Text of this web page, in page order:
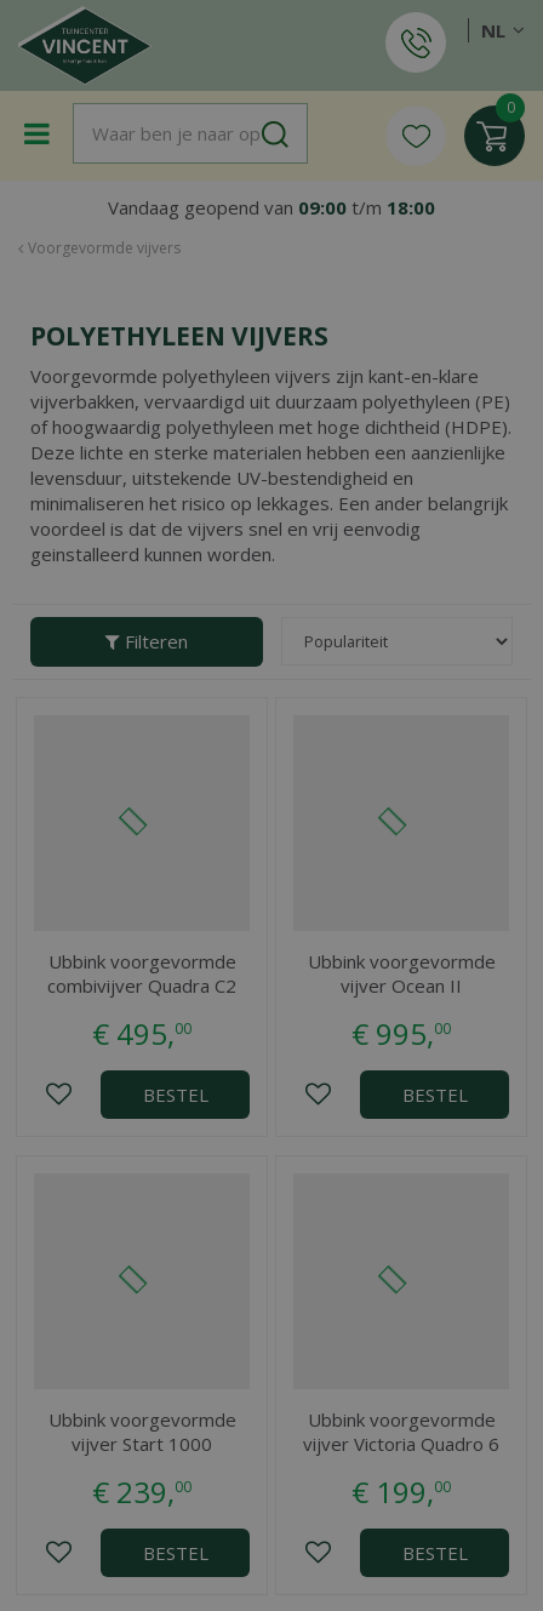
a
Voorgevormde vijvers
Vandaag geopend van 09:00 t/m 18:00
NL
POLYETHYLEEN VIJVERS
Voorgevormde polyethyleen vijvers zijn kant-en-klare
vijverbakken, vervaardigd uit duurzaam polyethyleen (PE)
of hoogwaardig polyethyleen met hoge dichtheid (HDPE).
Deze lichte en sterke materialen hebben een aanzienlijke
levensduur, uitstekende UV-bestendigheid en
minimaliseren het risico op lekkages. Een ander belangrijk
voordeel is dat de vijvers snel en vrij eenvodig
geinstalleerd kunnen worden.
Filteren
Ubbink voorgevormde
combivijver Quadra C2
€ 495,00
BESTEL
Ubbink voorgevormde
vijver Ocean II
€ 995,00
BESTEL
Ubbink voorgevormde
vijver Start 1000
€ 239,00
BESTEL
Ubbink voorgevormde
vijver Victoria Quadro 6
€ 199,00
BESTEL